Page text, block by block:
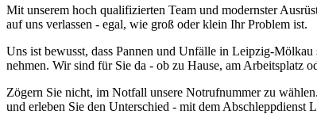
Mit unserem hoch qualifizierten Team und modernster
auf uns verlassen - egal, wie groß oder klein Ihr Problem ist.
Uns ist bewusst, dass Pannen und Unfälle in Leipzig-
nehmen. Wir sind für Sie da - ob zu Hause, am Arbeitsplatz
Zögern Sie nicht, im Notfall unsere Notrufnummer zu
und erleben Sie den Unterschied - mit dem Abschleppdienst